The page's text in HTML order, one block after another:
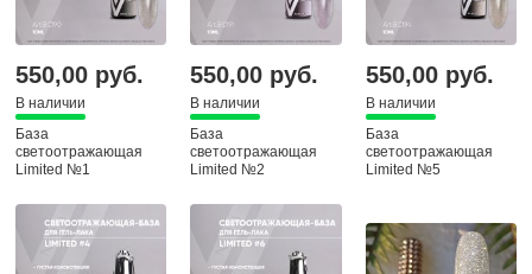
550,00 руб.
В наличии
База
светоотражающая
Limited №1
мл
550,00 руб.
В наличии
База
светоотражающая
Limited №2
мл
550,00 руб.
В наличии
База
светоотражающая
Limited №5